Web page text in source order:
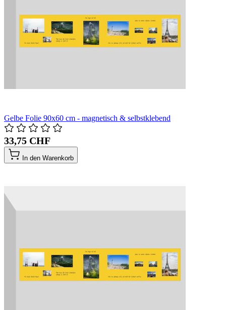
Gelbe Folie 90x60 cm - magnetisch & selbstklebend
33,75 CHF
In den Warenkorb